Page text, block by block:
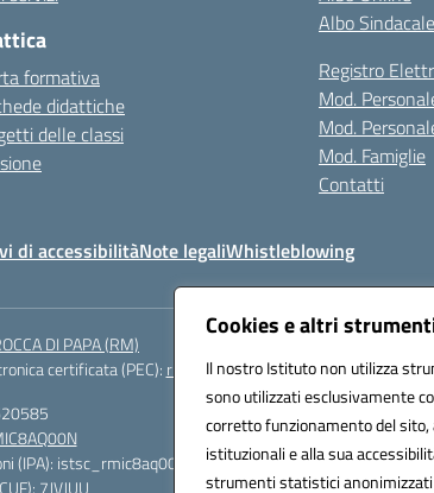
Cookies e altri
Il nostro Istituto non utilizza
sono utilizzati esclusivamente
corretto funzionamento del
istituzionali e alla sua
strumenti statistici anonimizzati
formativa
didattiche
delle classi
Albo Sindacale
Registro
Mod.
Mod.
Mod. Famiglie
Contatti
di accessibilitàNote legaliWhistleblowing
DI PAPA (RM)
certificata (PEC): rmic8aq00n@pec.istruzione.it
(IPA): istsc_rmic8aq00n
7JVJUU